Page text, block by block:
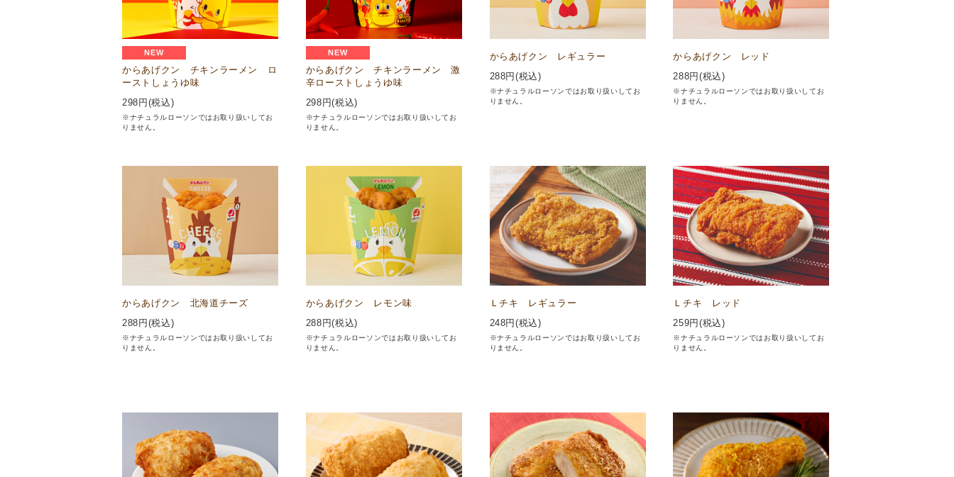
NEW
からあげクン チキンラーメン ロ
ーストしょうゆ味
298 円(税込)
※ナチュラルローソンではお取り扱いしてお
りません。
NEW
からあげクン チキンラーメン 激
辛ローストしょうゆ味
298 円(税込)
※ナチュラルローソンではお取り扱いしてお
りません。
からあげクン レギュラー
288円(税込)
※ナチュラルローソンではお取り扱いしてお
りません。
からあげクン レッド
288円(税込)
※ナチュラルローソンではお取り扱いしてお
りません。
からあげクン 北海道チーズ
288円(税込)
※ナチュラルローソンではお取り扱いしてお
りません。
からあげクン レモン味
288円(税込)
※ナチュラルローソンではお取り扱いしてお
りません。
Ｌチキ レギュラー
248円(税込)
※ナチュラルローソンではお取り扱いしてお
りません。
Ｌチキ レッド
259円(税込)
※ナチュラルローソンではお取り扱いしてお
りません。